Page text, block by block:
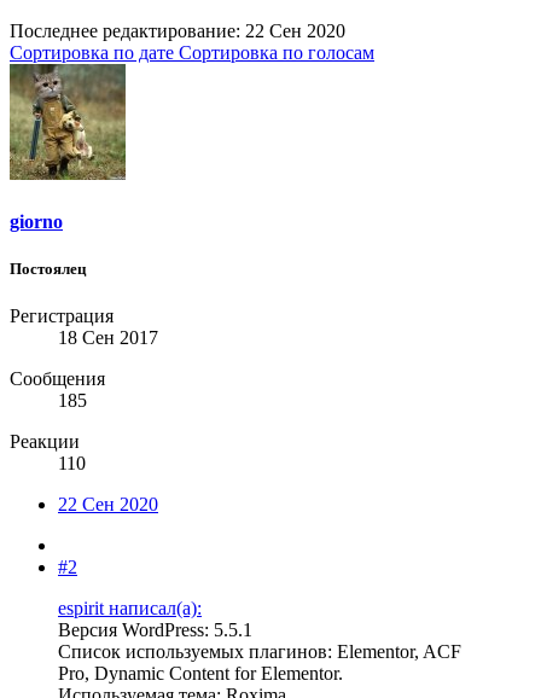
Последнее редактирование: 22 Сен 2020
Сортировка по дате Сортировка по голосам
giorno
Постоялец
Регистрация
18 Сен 2017
Сообщения
185
Реакции
110
22 Сен 2020
#2
espirit написал(а):
Версия WordPress: 5.5.1
Список используемых плагинов: Elementor, ACF
Pro, Dynamic Content for Elementor.